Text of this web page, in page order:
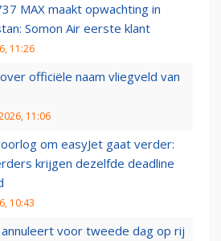
MAX maakt opwachting in
Somon Air eerste klant
11:26
officiële naam vliegveld van
11:06
om easyJet gaat verder:
krijgen dezelfde deadline
10:43
voor tweede dag op rij